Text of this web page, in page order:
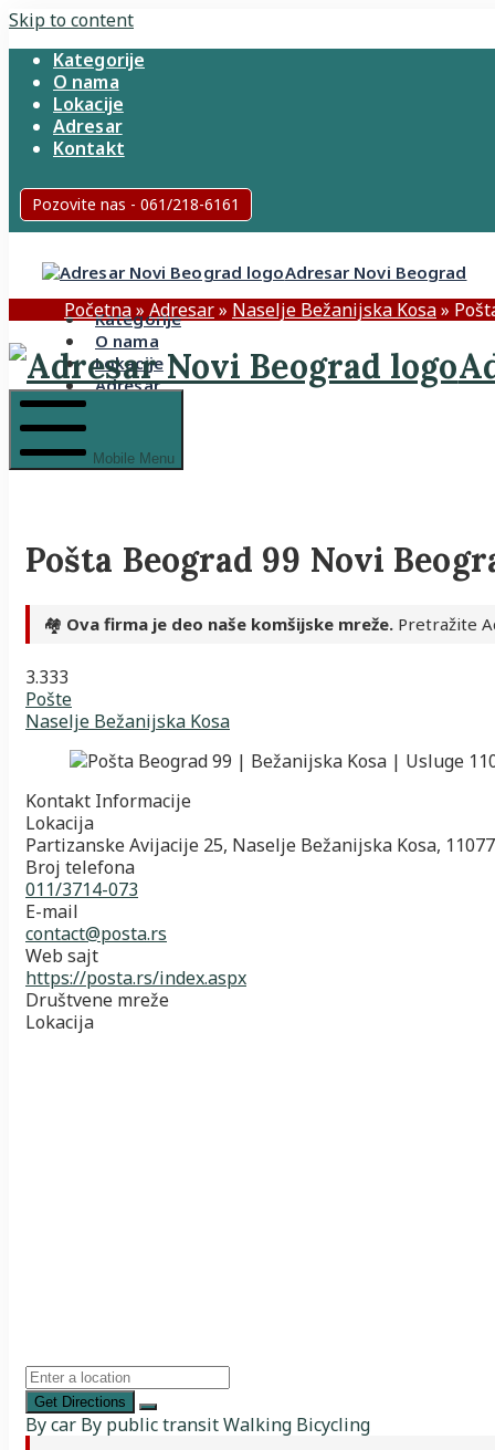
Skip to content
Kategorije
O nama
Lokacije
Adresar
Kontakt
Pozovite nas - 061/218-6161
Adresar Novi Beograd
Kategorije
O nama
Lokacije
Adresar
Početna» Adresar» Naselje Bežanijska Kosa»
Mobile Menu
Pošta Beograd 99 Novi
🏘️ Ova firma je deo naše komšijske mreže. Pretražite
3.333
Pošte
Naselje Bežanijska Kosa
Kontakt Informacije
Lokacija
Partizanske Avijacije 25, Naselje Bežanijska Kosa,
Broj telefona
011/3714-073
E-mail
contact@posta.rs
Web sajt
https://posta.rs/index.aspx
Društvene mreže
Lokacija
Get Directions
By car By public transitWalking Bicycling